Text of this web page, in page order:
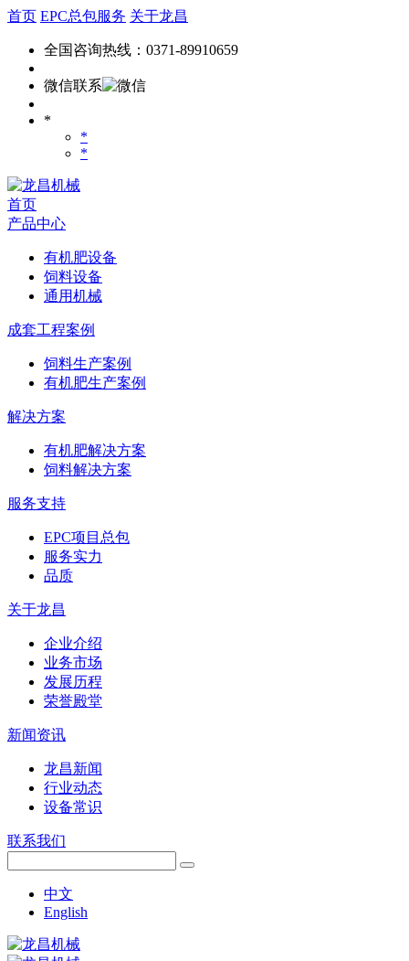
首页 EPC总包服务 关于龙昌
全国咨询热线：0371-89910659
微信联系
*
*
*
首页
产品中心
有机肥设备
饲料设备
通用机械
成套工程案例
饲料生产案例
有机肥生产案例
解决方案
有机肥解决方案
饲料解决方案
服务支持
EPC项目总包
服务实力
品质
关于龙昌
企业介绍
业务市场
发展历程
荣誉殿堂
新闻资讯
龙昌新闻
行业动态
设备常识
联系我们
中文
English